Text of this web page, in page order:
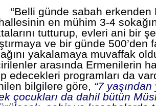
günde sabah erkenden
en mühim 3-4
tutturup, evleri ani bir
ve bir günde 500’den
yakalamaya muvaffak
arasında Ermenilerin
edecekleri programları da
bilgilere göre, “7 yaşından
çocukları da dahil bütün